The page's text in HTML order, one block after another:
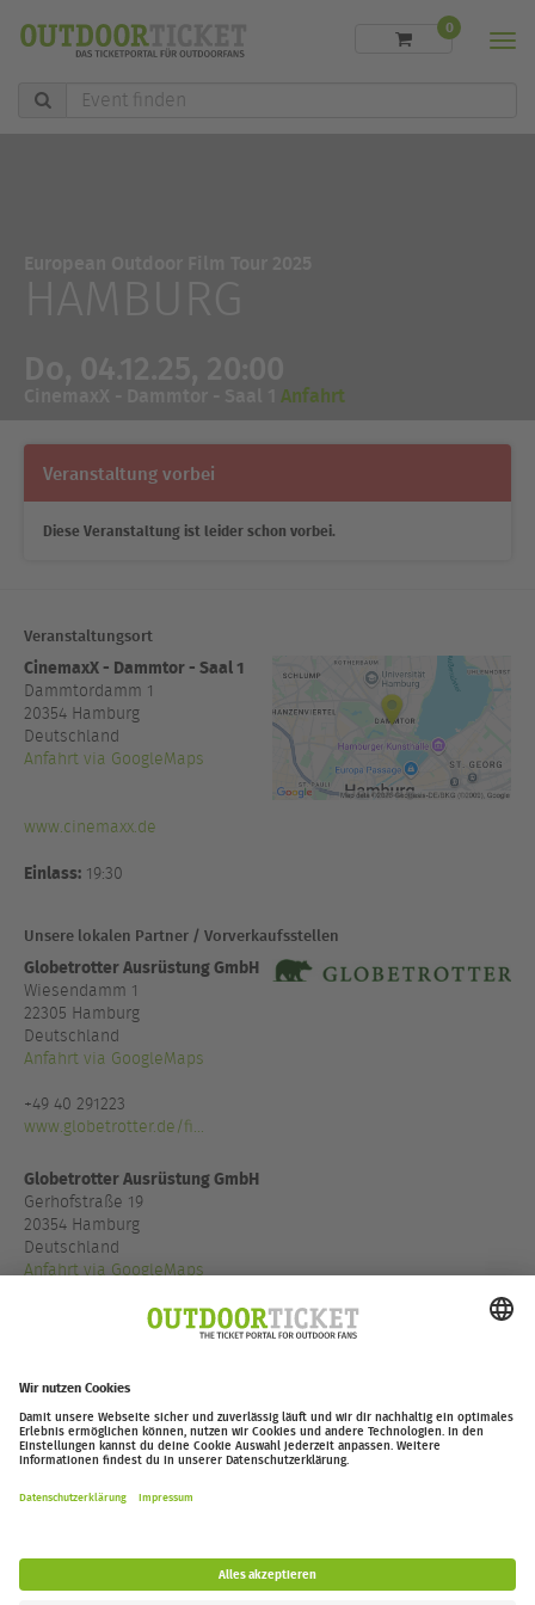
Event
finden
0
Anfahrt
Veranstaltung vorbei
Diese Veranstaltung ist leider schon vorbei.
Veranstaltungsort
CinemaxX - Dammtor - Saal 1
Dammtordamm 1
20354 Hamburg
Deutschland
Anfahrt via GoogleMaps
www.cinemaxx.de
Einlass: 19:30
Unsere lokalen Partner / Vorverkaufsstellen
Globetrotter Ausrüstung GmbH
Wiesendamm 1
22305 Hamburg
Deutschland
Anfahrt via GoogleMaps
+49 40 291223
www.globetrotter.de/fi...
Globetrotter Ausrüstung GmbH
Gerhofstraße 19
20354 Hamburg
Deutschland
Anfahrt via GoogleMaps
+49 40 85500900
www.globetrotter.de/fi...
outdoor-ticket.net– Ein Projekt von